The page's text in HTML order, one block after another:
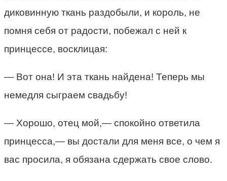
диковинную ткань раздобыли, и король, не
помня себя от радости, побежал с ней к
принцессе, восклицая:
— Вот она! И эта ткань найдена! Теперь мы
немедля сыграем свадьбу!
— Хорошо, отец мой,— спокойно ответила
принцесса,— вы достали для меня все, о чем я
вас просила, я обязана сдержать свое слово.